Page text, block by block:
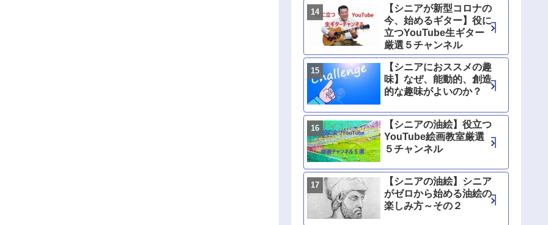
【シニアが新型コロナの
今、始めるギター】役に
立つYouTube生ギター
厳選５チャンネル
【シニアにおススメの趣
味】なぜ、能動的、創造
的な趣味がよいのか？
【シニアの油絵】役立つ
YouTube絵画教室厳選
５チャンネル
【シニアの油絵】シニア
がゼロから始める油絵の
楽しみ方～その２